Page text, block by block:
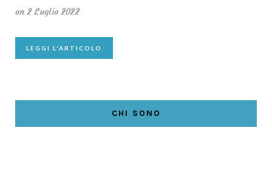
on 2 Luglio 2022
LEGGI L'ARTICOLO
CHI SONO